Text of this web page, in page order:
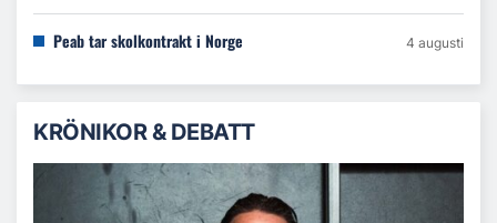
Peab tar skolkontrakt i Norge 4 augusti
KRÖNIKOR & DEBATT